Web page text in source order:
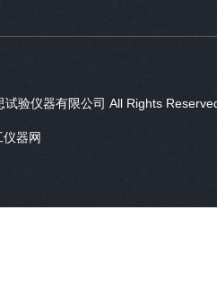
试验仪器有限公司 All Rights
仪器网